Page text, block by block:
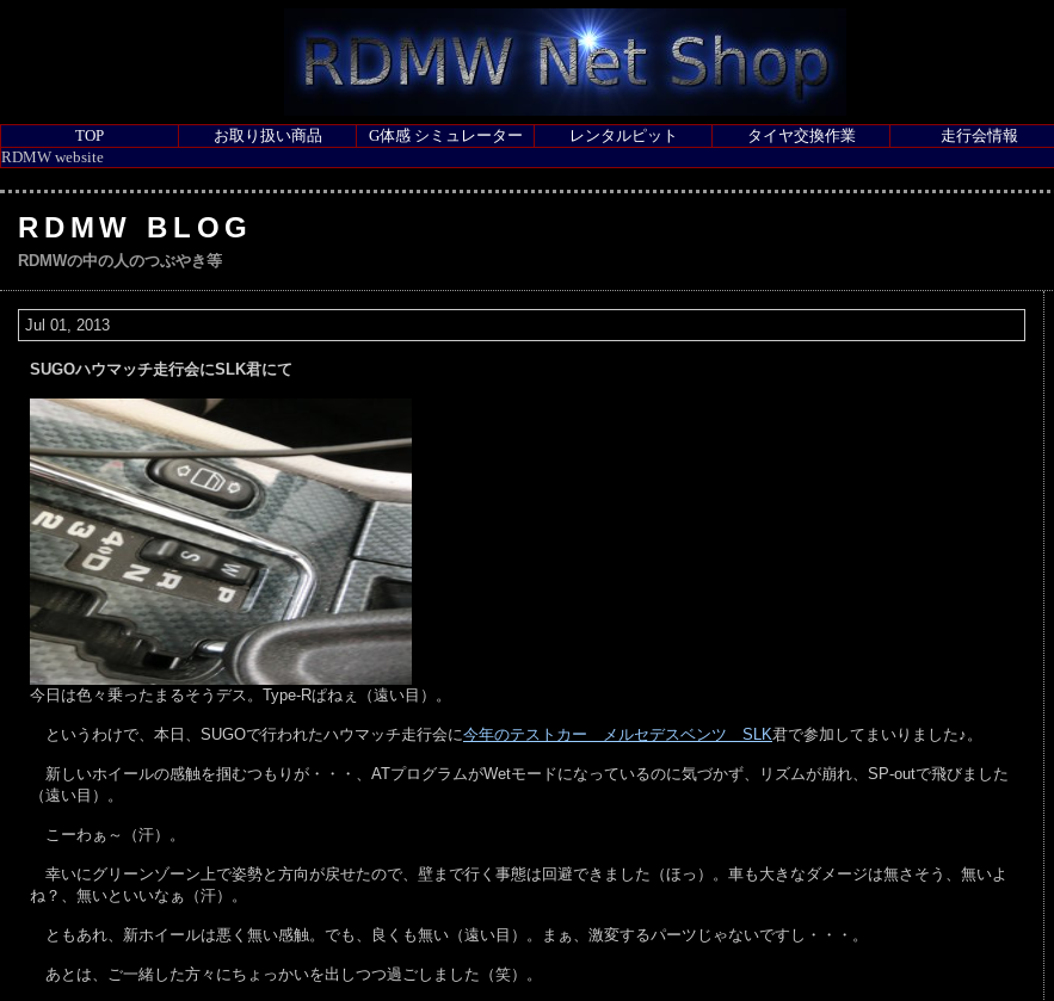
TOP お取り扱い商品 G体感 シミュレーター レンタルピット タイヤ交換作業 走行会情報
RDMW website
RDMW BLOG
RDMWの中の人のつぶやき等
Jul 01, 2013
SUGOハウマッチ走行会にSLK君にて
今日は色々乗ったまるそうデス。Type-Rぱねぇ（遠い目）。
というわけで、本日、SUGOで行われたハウマッチ走行会に今年のテストカー メルセデスベンツ SLK君で参加してまいりました♪。
新しいホイールの感触を掴むつもりが・・・、ATプログラムがWetモードになっているのに気づかず、リズムが崩れ、SP-outで飛びました
（遠い目）。
こーわぁ～（汗）。
幸いにグリーンゾーン上で姿勢と方向が戻せたので、壁まで行く事態は回避できました（ほっ）。車も大きなダメージは無さそう、無いよ
ね？、無いといいなぁ（汗）。
ともあれ、新ホイールは悪く無い感触。でも、良くも無い（遠い目）。まぁ、激変するパーツじゃないですし・・・。
あとは、ご一緒した方々にちょっかいを出しつつ過ごしました（笑）。